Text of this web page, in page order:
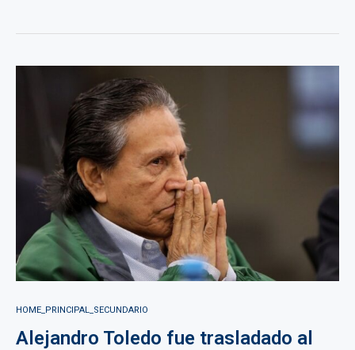
HOME_PRINCIPAL_SECUNDARIO
Alejandro Toledo fue trasladado al